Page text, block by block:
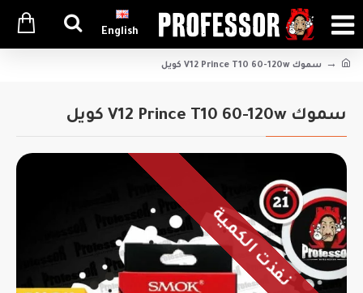
English
سموك V12 Prince T10 60-120w كويل
سموك V12 Prince T10 60-120w كويل
نفذت الكمية